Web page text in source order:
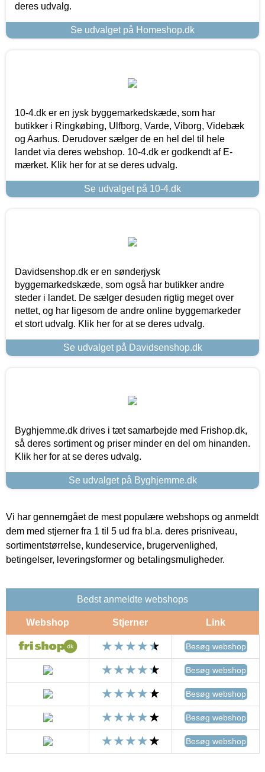
deres udvalg.
Se udvalget på Homeshop.dk
10-4.dk er en jysk byggemarkedskæde, som har
butikker i Ringkøbing, Ulfborg, Varde, Viborg, Videbæk
og Aarhus. Derudover sælger de en hel del til hele
landet via deres webshop. 10-4.dk er godkendt af E-
mærket. Klik her for at se deres udvalg.
Se udvalget på 10-4.dk
Davidsenshop.dk er en sønderjysk
byggemarkedskæde, som også har butikker andre
steder i landet. De sælger desuden rigtig meget over
nettet, og har ligesom de andre online byggemarkeder
et stort udvalg. Klik her for at se deres udvalg.
Se udvalget på Davidsenshop.dk
Byghjemme.dk drives i tæt samarbejde med Frishop.dk,
så deres sortiment og priser minder en del om hinanden.
Klik her for at se deres udvalg.
Se udvalget på Byghjemme.dk
Vi har gennemgået de mest populære webshops og anmeldt
dem med stjerner fra 1 til 5 ud fra bl.a. deres prisniveau,
sortimentstørrelse, kundeservice, brugervenlighed,
betingelser, leveringsformer og betalingsmuligheder.
Bedst anmeldte webshops
Webshop Stjerner Link
Besøg webshop
Besøg webshop
Besøg webshop
Besøg webshop
Besøg webshop